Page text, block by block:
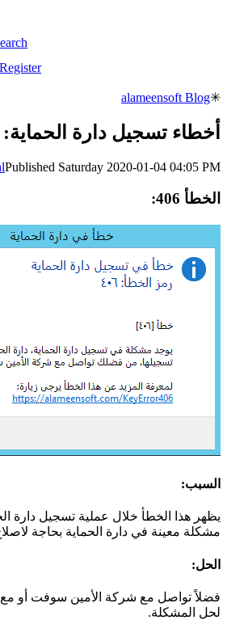
Register
✳
alameensoft Blog
أخطاء تسجيل دارة الحماية:
Published Saturday 2020-01-04 04:05 PM
الخطأ 406:
السبب:
يظهر هذا الخطأ خلال عملية تسجيل دارة
مشكلة معينة في دارة الحماية بحاجة
الحل:
فضلاً تواصل مع شركة الأمين سوفت أو
لحل المشكلة.